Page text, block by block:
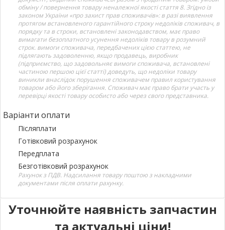
обміну / повернення товару неналежної якості стаття 8. Згідно із
законом України «про захист прав споживачів»: в разі виявлення
протягом встановленого гарантійного строку недоліків споживач, в
порядку та в строки, встановлені законодавством, має право
вимагати безоплатного усунення недоліків товару в розумний
строк. вимоги споживача, передбачених цією статтею, не
підлягають задоволенню, якщо продавець, виробник
(підприємство, що задовольняє вимоги споживача, встановлені
частиною першою цієї статті) доведуть, що недоліки товару
виникли внаслідок порушення споживачем правил користування
товаром або його зберігання. Споживач має право брати участь у
перевірці якості товару особисто або через свого представника.
Варіанти оплати
Післяплати
Готівковий розрахунок
Передплата
Безготівковий розрахунок
Рахунок з ПДВ. Надсилання товару поштою з накладними
документами після оплати рахунку.
Уточнюйте наявність запчастин
та актуальні ціни!